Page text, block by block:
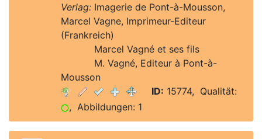
Verlag:Imagerie de Pont-à-Mousson,
Marcel Vagne, Imprimeur-Editeur
(Frankreich)
Marcel Vagné et ses fils
M. Vagné, Editeur à Pont-à-
Mousson
ID: 15774, Qualität:
, Abbildungen: 1